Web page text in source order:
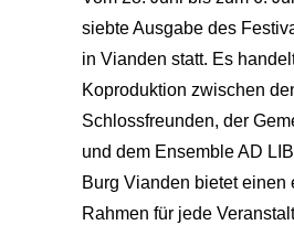
siebte Ausgabe des
in Vianden statt. Es
Koproduktion zwischen
Schlossfreunden, der
und dem Ensemble AD
Burg Vianden bietet einen
Rahmen für jede